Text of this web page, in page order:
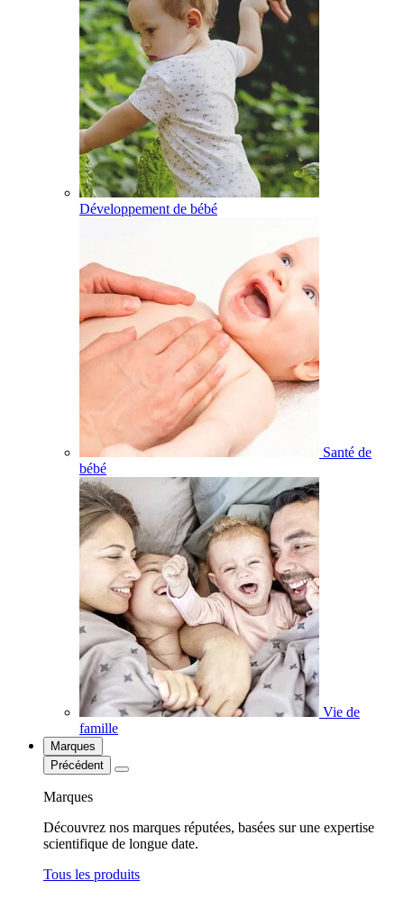
Développement de bébé
Santé de
bébé
Vie de
famille
Marques
Précédent
Marques
Découvrez nos marques réputées, basées sur une expertise
scientifique de longue date.
Tous les produits